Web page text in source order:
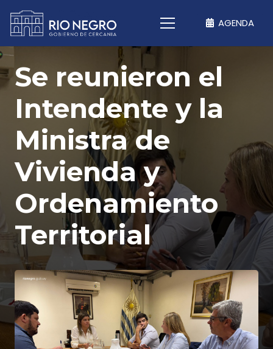
AGENDA
Se reunieron el
Intendente y la
Ministra de
Vivienda y
Ordenamiento
Territorial